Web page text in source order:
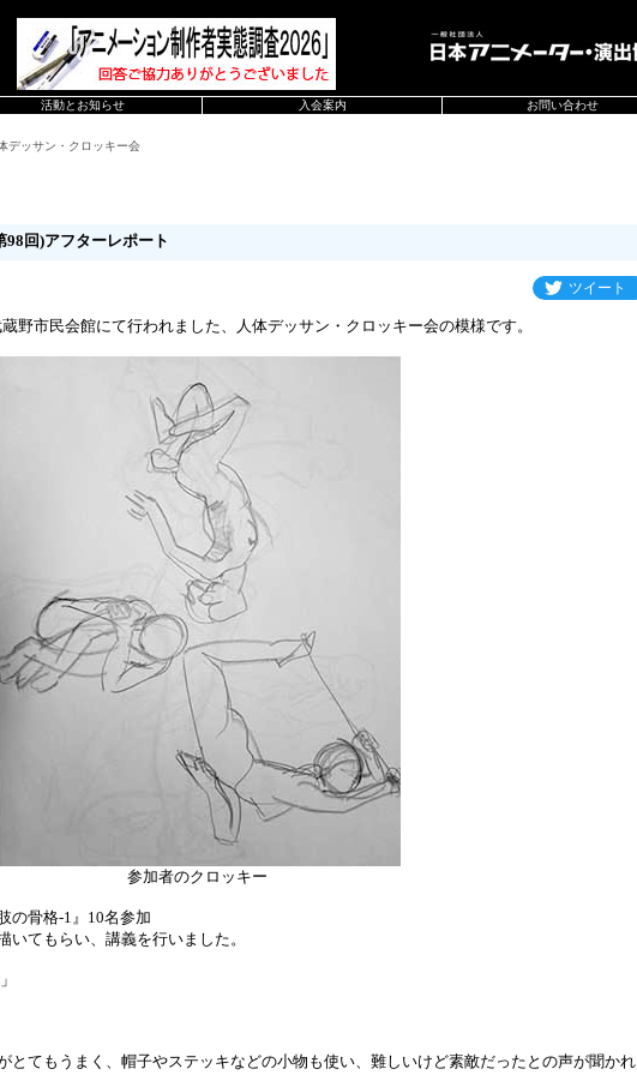
活動とお知らせ 入会案内 お問い合わせ
デッサン・クロッキー会
98回)アフターレポート
ツイート
野市民会館にて行われました、人体デッサン・クロッキー会の模様です。
参加者のクロッキー
の骨格-1』10名参加
てもらい、講義を行いました。
てもうまく、帽子やステッキなどの小物も使い、難しいけど素敵だったとの声が聞かれ